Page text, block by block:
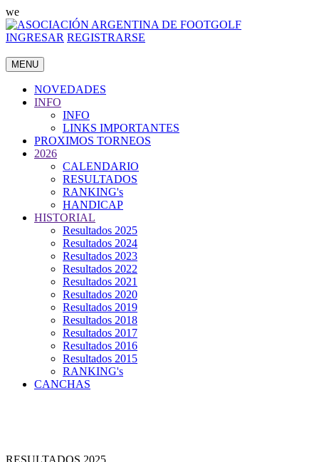
we
INGRESAR REGISTRARSE
MENU
NOVEDADES
INFO
INFO
LINKS IMPORTANTES
PROXIMOS TORNEOS
2026
CALENDARIO
RESULTADOS
RANKING's
HANDICAP
HISTORIAL
Resultados 2025
Resultados 2024
Resultados 2023
Resultados 2022
Resultados 2021
Resultados 2020
Resultados 2019
Resultados 2018
Resultados 2017
Resultados 2016
Resultados 2015
RANKING's
CANCHAS
RESULTADOS 2025